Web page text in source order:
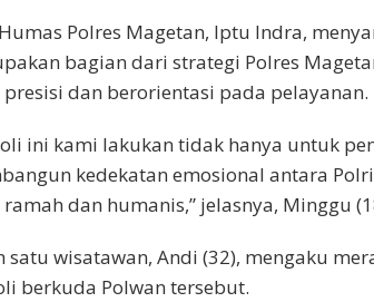
Polres Magetan, Iptu Indra,
bagian dari strategi Polres
presisi dan berorientasi pada pelayanan.
ini kami lakukan tidak hanya untuk
kedekatan emosional antara
dan humanis,” jelasnya, Minggu
satu wisatawan, Andi (32), mengaku
berkuda Polwan tersebut.